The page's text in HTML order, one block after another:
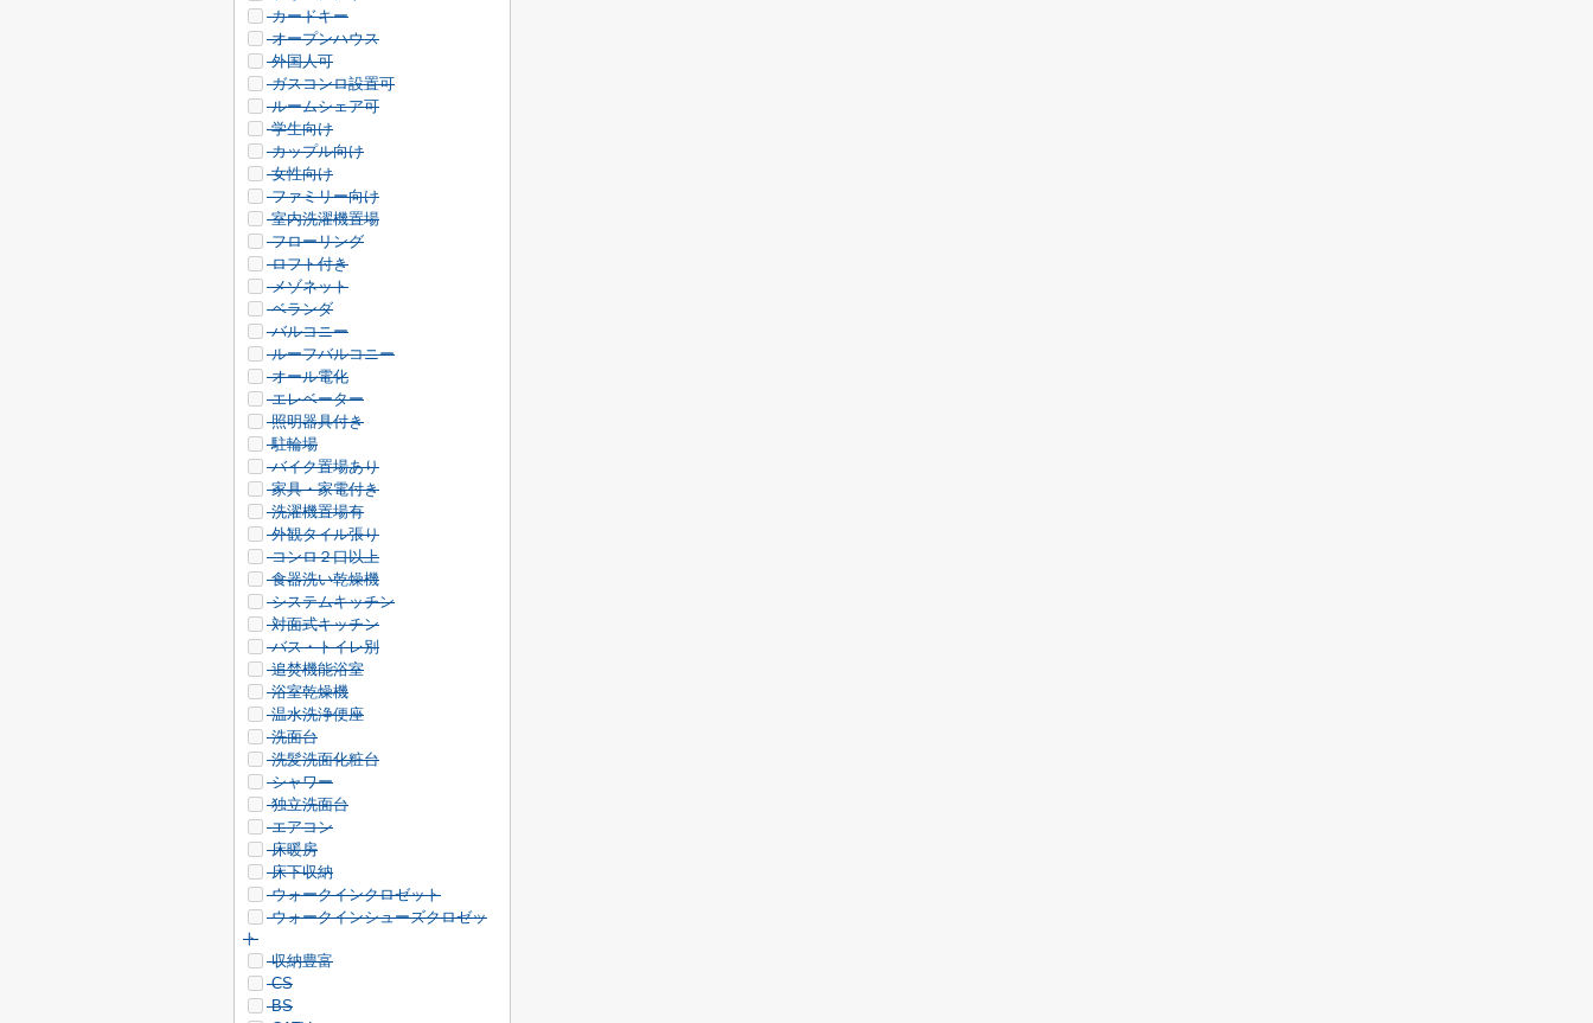
カードキー
オープンハウス
外国人可
ガスコンロ設置可
ルームシェア可
学生向け
カップル向け
女性向け
ファミリー向け
室内洗濯機置場
フローリング
ロフト付き
メゾネット
ベランダ
バルコニー
ルーフバルコニー
オール電化
エレベーター
照明器具付き
駐輪場
バイク置場あり
家具・家電付き
洗濯機置場有
外観タイル張り
コンロ２口以上
食器洗い乾燥機
システムキッチン
対面式キッチン
バス・トイレ別
追焚機能浴室
浴室乾燥機
温水洗浄便座
洗面台
洗髪洗面化粧台
シャワー
独立洗面台
エアコン
床暖房
床下収納
ウォークインクロゼット
ウォークインシューズクロゼッ
ト
収納豊富
CS
BS